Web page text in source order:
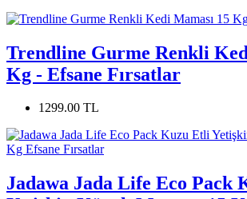
Trendline Gurme Renkli
Kg - Efsane Fırsatlar
1299.00 TL
Jadawa Jada Life Eco Pack